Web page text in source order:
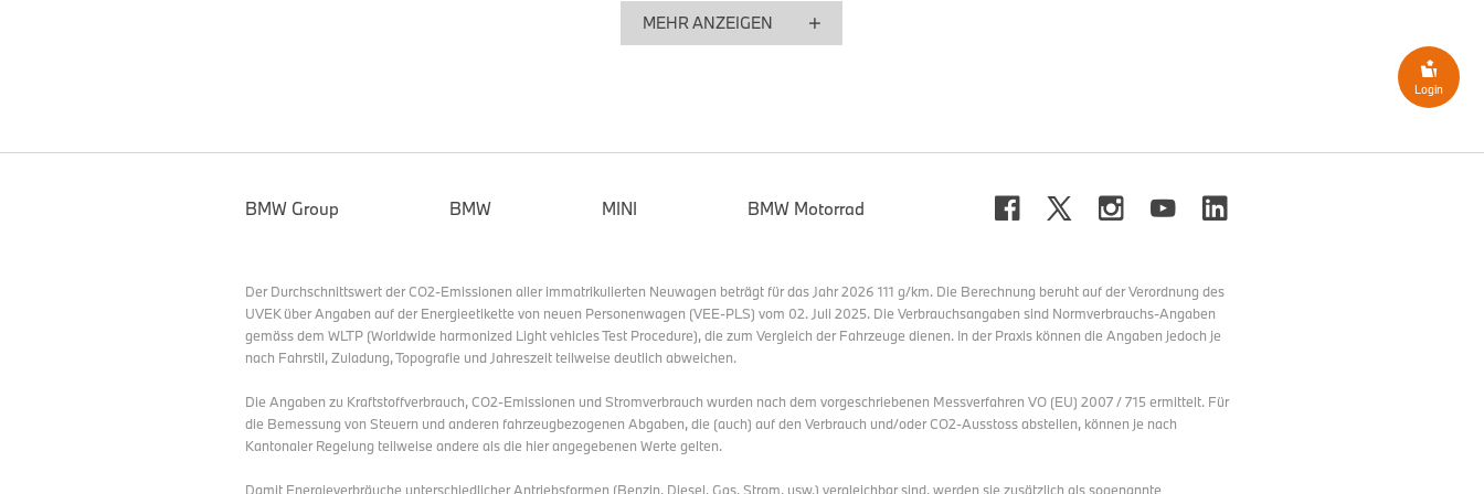
Mit einem spektakulären Open Space am Max-Joseph-Platz sowie der zentralen Brand-
Appearance im MINI Pavillon am Lenbachplatz gibt MINI tiefe Einblicke in die DNA der
auch sichtbares Zeichen für den Motorsport als prägenden Bestandteil der MINI DNA.
Dass die britische Ikone und Motorsport zusammengehören, zeigt nicht erst der jüngste
weltbekannten Mode- und Lifestylemarke. Hierfür wird der MINI Pavillon umfangreich
umgebaut und ganz der Submarke John Cooper Works gewidmet.
Entertainment für Familien auf dem Open Space.
Auch 2025 lädt die Family Area im Open Space wieder zum Mitmachen und Entspannen
ein. Kinder, Jugendliche und Familien können sich auf kreative Aktionen wie LEGO-
Baustationen, eine Disney+ Dance Challenge mit Lilo & Stitch, Bastelangebote und eine
MEHR ANZEIGEN
BMW Group BMW MINI BMW Motorrad
Der Durchschnittswert der CO2-Emissionen aller immatrikulierten Neuwagen beträgt für das Jahr 2026 111 g/km. Die Berechnung beruht auf der Verordnung des
UVEK über Angaben auf der Energieetikette von neuen Personenwagen (VEE-PLS) vom 02. Juli 2025. Die Verbrauchsangaben sind Normverbrauchs-Angaben
gemäss dem WLTP (Worldwide harmonized Light vehicles Test Procedure), die zum Vergleich der Fahrzeuge dienen. In der Praxis können die Angaben jedoch je
nach Fahrstil, Zuladung, Topografie und Jahreszeit teilweise deutlich abweichen.
Die Angaben zu Kraftstoffverbrauch, CO2-Emissionen und Stromverbrauch wurden nach dem vorgeschriebenen Messverfahren VO (EU) 2007 / 715 ermittelt. Für
die Bemessung von Steuern und anderen fahrzeugbezogenen Abgaben, die (auch) auf den Verbrauch und/oder CO2-Ausstoss abstellen, können je nach
Kantonaler Regelung teilweise andere als die hier angegebenen Werte gelten.
Damit Energieverbräuche unterschiedlicher Antriebsformen (Benzin, Diesel, Gas, Strom, usw.) vergleichbar sind, werden sie zusätzlich als sogenannte
Login